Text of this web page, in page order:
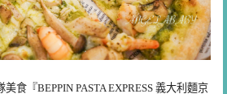
食『BEPPIN PASTA EXPRESS 義大利麵京